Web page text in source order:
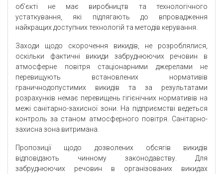
об’єкті не має виробництв та технологічного
устаткування, які підлягають до впровадження
найкращих доступних технологій та методів керування.
Заходи щодо скорочення викидів, не розроблялися,
оскільки фактичні викиди забруднюючих речовин в
атмосферне повітря стаціонарними джерелами не
перевищують встановлених нормативів
граничнодопустимих викидів та за результатами
розрахунків немає перевищень гігієнічних нормативів на
межі санітарно-захисної зони. На підприємстві ведеться
контроль за станом атмосферного повітря. Санітарно-
захисна зона витримана.
Пропозиції щодо дозволених обсягів викидів
відповідають чинному законодавству. Для
забруднюючих речовин в організованих викидах